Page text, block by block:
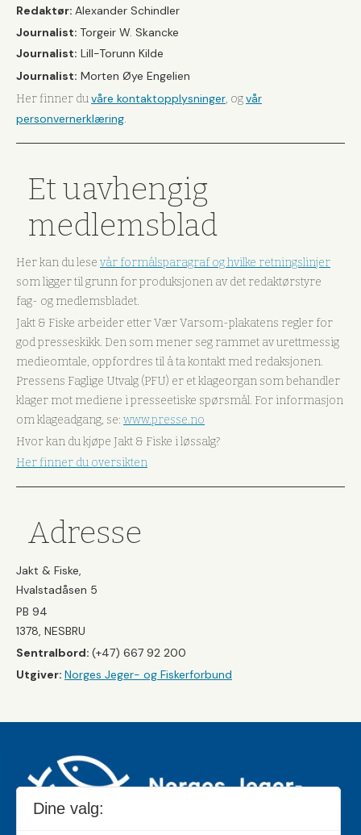
Redaktør: Alexander Schindler
Journalist: Torgeir W. Skancke
Journalist: Lill-Torunn Kilde
Journalist: Morten Øye Engelien
Her finner duvåre kontaktopplysninger, ogvår
personvernerklæring.
Et uavhengig
medlemsblad
Her kan du lese vår formålsparagraf og hvilke retningslinjer
som ligger til grunn for produksjonen av det redaktørstyre
fag- og medlemsbladet.
Jakt & Fiske arbeider etter Vær Varsom-plakatens regler for
god presseskikk. Den som mener seg rammet av urettmessig
medieomtale, oppfordres til å ta kontakt med redaksjonen.
Pressens Faglige Utvalg (PFU) er et klageorgan som behandler
klager mot mediene i presseetiske spørsmål. For informasjon
om klageadgang, se: www.presse.no
Hvor kan du kjøpe Jakt & Fiske i løssalg?
Her finner du oversikten
Adresse
Jakt & Fiske,
Hvalstadåsen 5
PB 94
1378, NESBRU
Sentralbord: (+47) 667 92 200
Utgiver: Norges Jeger- og Fiskerforbund
Dine valg: